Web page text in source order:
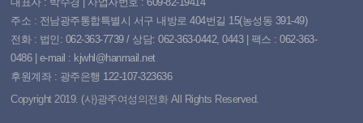
주소 : 전남광주통합특별시 서구 내방로 404번길 15(농성동 391-49)
전화 : 법인: 062-363-7739 / 상담: 062-363-0442, 0443 | 팩스 : 062-363-
0486 | e-mail : kjwhl@hanmail.net
후원계좌 : 광주은행 122-107-323636
Copyright 2019. (사)광주여성의전화 All Rights Reserved.